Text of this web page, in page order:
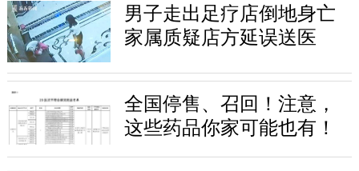
男子走出足疗店倒地身亡
家属质疑店方延误送医
全国停售、召回！注意，
这些药品你家可能也有！